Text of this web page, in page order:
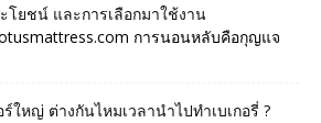
โยชน์ และการเลือกมาใช้งาน
การนอนหลับคือกุญแจ
ร์ใหญ่ ต่างกันไหมเวลานำไปทำเบเกอรี่ ?